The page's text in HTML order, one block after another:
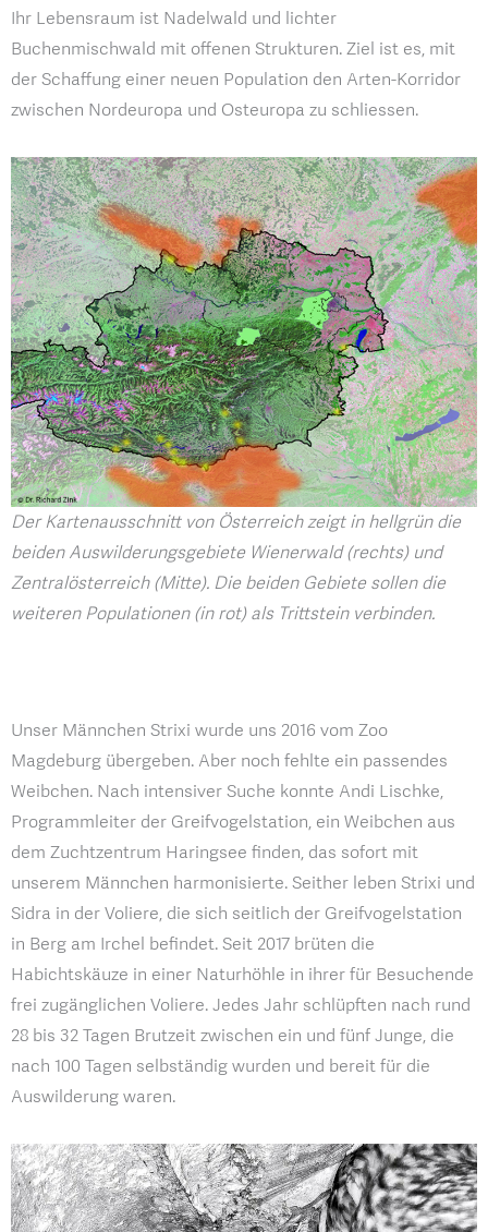
Ihr Lebensraum ist Nadelwald und lichter
Buchenmischwald mit offenen Strukturen. Ziel ist es, mit
der Schaffung einer neuen Population den Arten-Korridor
zwischen Nordeuropa und Osteuropa zu schliessen.
Der Kartenausschnitt von Österreich zeigt in hellgrün die
beiden Auswilderungsgebiete Wienerwald (rechts) und
Zentralösterreich (Mitte). Die beiden Gebiete sollen die
weiteren Populationen (in rot) als Trittstein verbinden.
Unser Männchen Strixi wurde uns 2016 vom Zoo
Magdeburg übergeben. Aber noch fehlte ein passendes
Weibchen. Nach intensiver Suche konnte Andi Lischke,
Programmleiter der Greifvogelstation, ein Weibchen aus
dem Zuchtzentrum Haringsee finden, das sofort mit
unserem Männchen harmonisierte. Seither leben Strixi und
Sidra in der Voliere, die sich seitlich der Greifvogelstation
in Berg am Irchel befindet. Seit 2017 brüten die
Habichtskäuze in einer Naturhöhle in ihrer für Besuchende
frei zugänglichen Voliere. Jedes Jahr schlüpften nach rund
28 bis 32 Tagen Brutzeit zwischen ein und fünf Junge, die
nach 100 Tagen selbständig wurden und bereit für die
Auswilderung waren.